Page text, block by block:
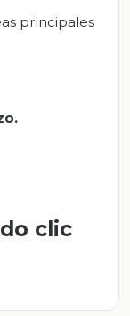
principales
clic